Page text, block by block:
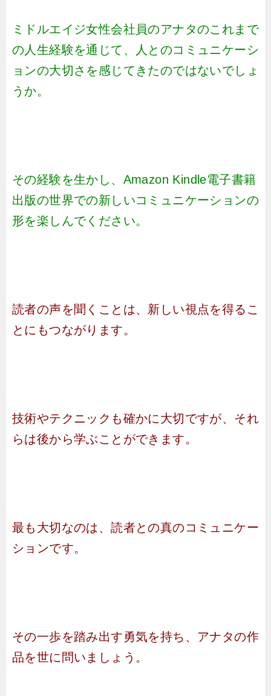
ミドルエイジ女性会社員のアナタのこれまで
の人生経験を通じて、人とのコミュニケーシ
ョンの大切さを感じてきたのではないでしょ
うか。
その経験を生かし、Amazon Kindle電子書籍
出版の世界での新しいコミュニケーションの
形を楽しんでください。
読者の声を聞くことは、新しい視点を得るこ
とにもつながります。
技術やテクニックも確かに大切ですが、それ
らは後から学ぶことができます。
最も大切なのは、読者との真のコミュニケー
ションです。
その一歩を踏み出す勇気を持ち、アナタの作
品を世に問いましょう。